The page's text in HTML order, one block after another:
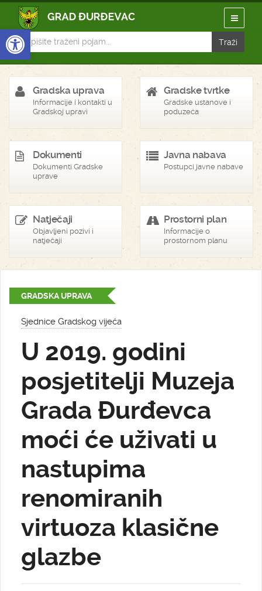
Open toolbar
Gradska uprava
Informacije i kontakti u
Gradskoj upravi
Gradske tvrtke
Gradske ustanove i
poduzeća
Dokumenti
Dokumenti Gradske
uprave
Javna nabava
Postupci javne nabave
Natječaji
Objavljeni pozivi i
natječaji
Prostorni plan
Informacije o
prostornom planu
GRADSKA UPRAVA
Sjednice Gradskog vijeća
U 2019. godini
posjetitelji Muzeja
Grada Đurđevca
moći će uživati u
nastupima
renomiranih
virtuoza klasične
glazbe